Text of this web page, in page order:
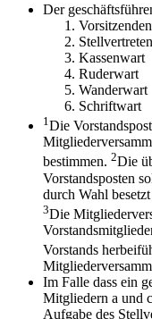
Der
Vorsitzenden
Kassenwart
Ruderwart
Wanderwart
Schriftwart
1 Die
bestimmen. 2Die
Vorstandsposten
durch Wahl
3Die
Vorstands
Im Falle dass ein
Mitgliedern a und
Aufgabe des